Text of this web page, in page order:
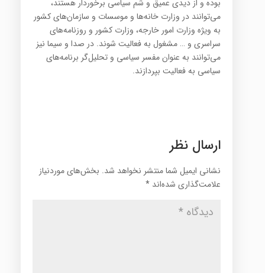
بوده و از ديدي عميق و شم سياسي برخوردار هستند،
مي‌توانند در وزارت خانه‌ها و موسسات و سازمان‌هاي کشور
به ويژه وزارت امور خارجه، وزارت کشور و روزنامه‌هاي
سراسري و … مشغول به فعاليت شوند. در صدا و سيما نيز
مي‌توانند به عنوان مفسر سياسي و تحليل‌گر برنامه‌هاي
سياسي به فعاليت بپردازند.
ارسال نظر
نشانی ایمیل شما منتشر نخواهد شد. بخش‌های موردنیاز
علامت‌گذاری شده‌اند *